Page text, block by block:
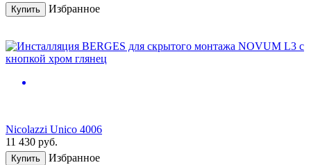
Купить Избранное
Nicolazzi Unico 4006
11 430 руб.
Купить Избранное